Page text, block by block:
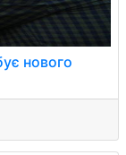
нового